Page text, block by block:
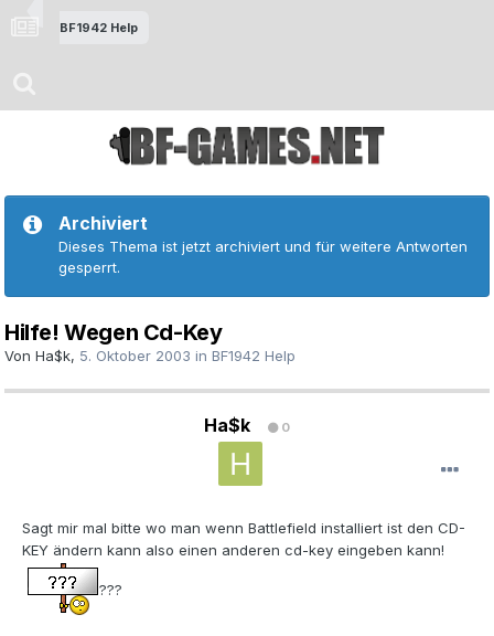
BF1942 Help
Archiviert
Dieses Thema ist jetzt archiviert und für weitere Antworten
gesperrt.
Hilfe! Wegen Cd-Key
Von Ha$k, 5. Oktober 2003 in BF1942 Help
Ha$k 0
Sagt mir mal bitte wo man wenn Battlefield installiert ist den CD-
KEY ändern kann also einen anderen cd-key eingeben kann!
???